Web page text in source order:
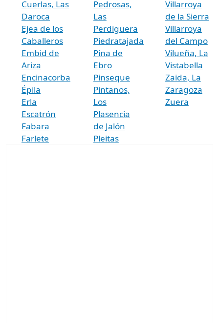
Cuerlas, Las
Daroca
Ejea de los
Caballeros
Embid de
Ariza
Encinacorba
Épila
Erla
Escatrón
Fabara
Farlete
Pedrosas,
Las
Perdiguera
Piedratajada
Pina de
Ebro
Pinseque
Pintanos,
Los
Plasencia
de Jalón
Pleitas
Villarroya
de la Sierra
Villarroya
del Campo
Vilueña, La
Vistabella
Zaida, La
Zaragoza
Zuera